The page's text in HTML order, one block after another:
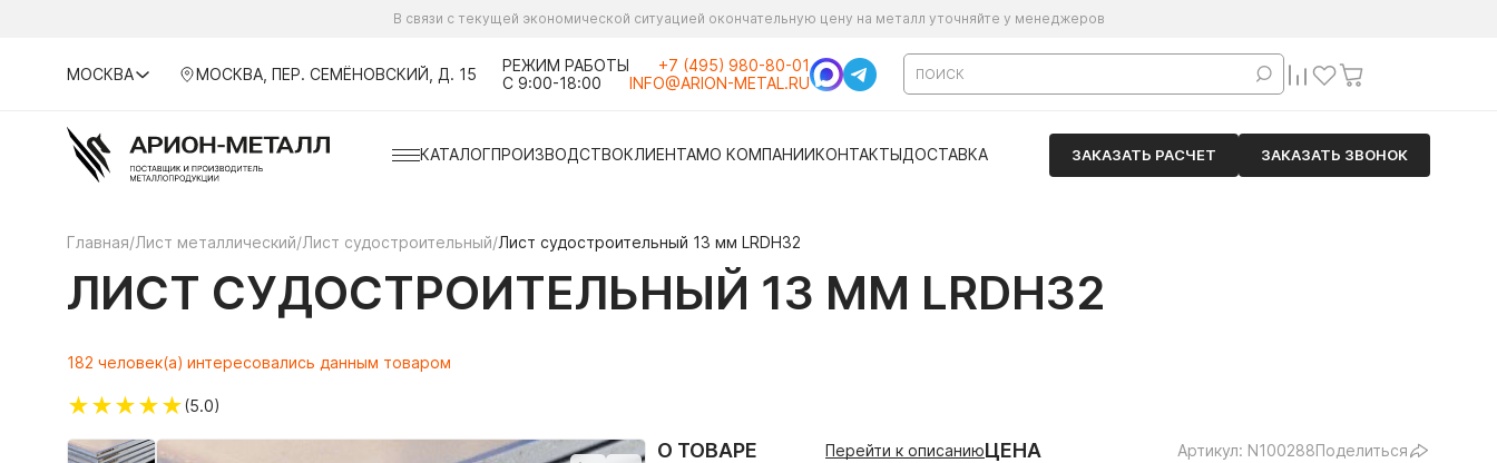
В связи с текущей экономической ситуацией окончательную цену на металл уточняйте у менеджеров
МОСКВА МОСКВА, ПЕР. СЕМЁНОВСКИЙ, Д. 15
РЕЖИМ РАБОТЫ
С 9:00-18:00
+7 (495) 980-80-01
INFO@ARION-METAL.RU
КАТАЛОГПРОИЗВОДСТВОКЛИЕНТАМО КОМПАНИИКОНТАКТЫДОСТАВКА ЗАКАЗАТЬ РАСЧЕТ ЗАКАЗАТЬ ЗВОНОК
Главная/Лист металлический/Лист судостроительный/Лист судостроительный 13 мм LRDH32
ЛИСТ СУДОСТРОИТЕЛЬНЫЙ 13 ММ LRDH32
182 человек(а) интересовались данным товаром
★★★★★(5.0)
О ТОВАРЕ Перейти к описаниюЦЕНА Артикул: N100288Поделиться